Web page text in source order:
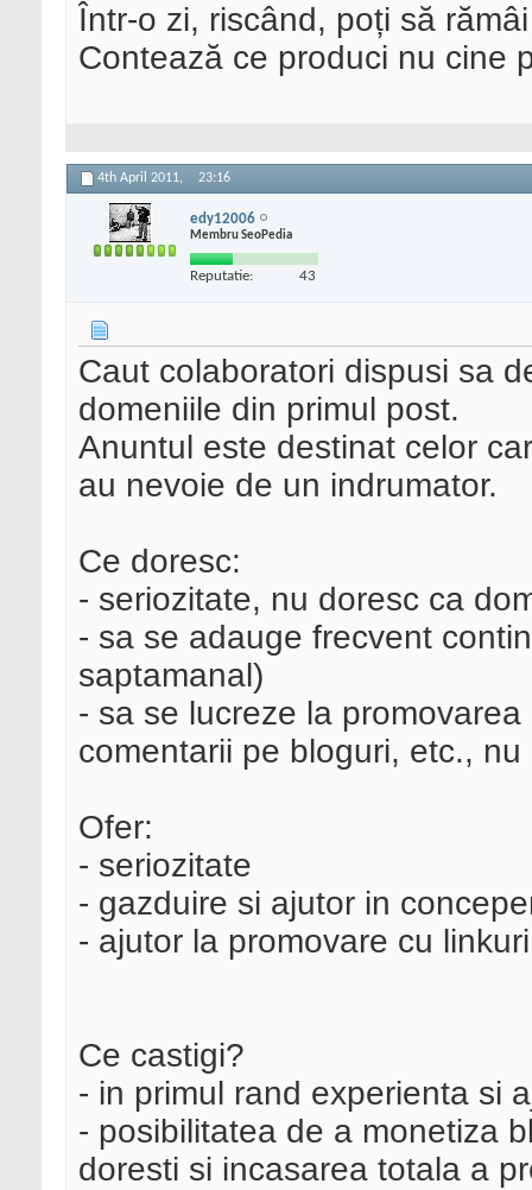
Într-o zi, riscând, poți să
Contează ce produci nu cine
4th April 2011, 23:16
edy12006
Membru SeoPedia
Reputatie: 43
Caut colaboratori dispusi sa
domeniile din primul post.
Anuntul este destinat celor
au nevoie de un indrumator.
Ce doresc:
- seriozitate, nu doresc ca
- sa se adauge frecvent
saptamanal)
- sa se lucreze la
comentarii pe bloguri, etc.,
Ofer:
- seriozitate
- gazduire si ajutor in
- ajutor la promovare cu
Ce castigi?
- in primul rand experienta si
- posibilitatea de a monetiza
doresti si incasarea totala a